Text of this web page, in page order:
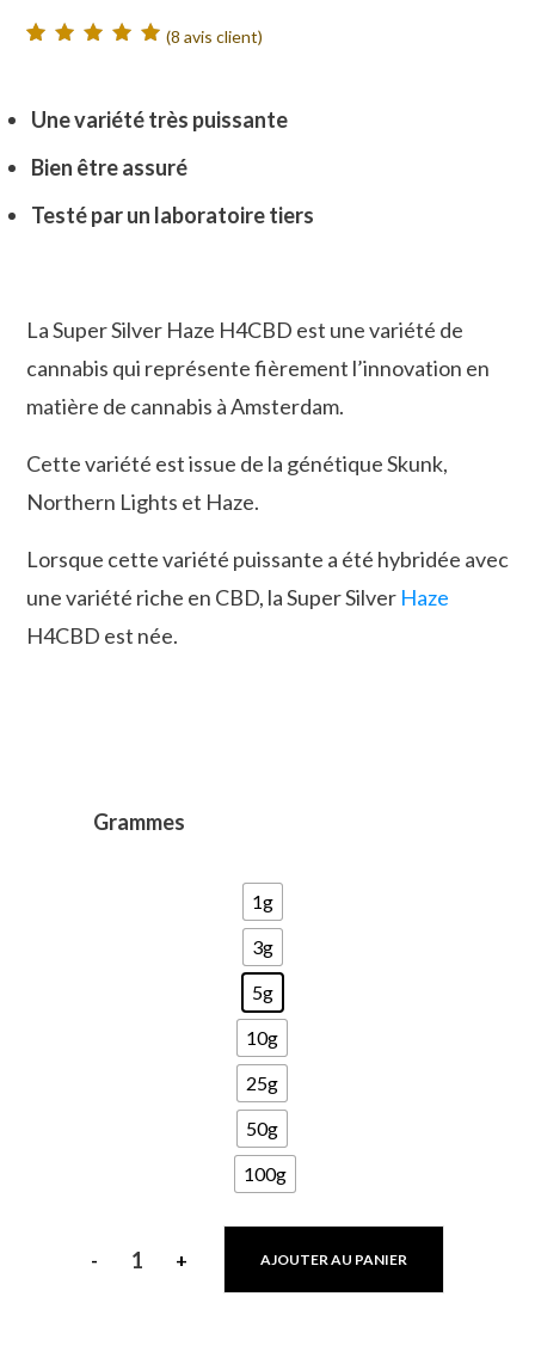
(8 avis client)
Une variété très puissante
Bien être assuré
Testé par un laboratoire tiers
La Super Silver Haze H4CBD est une variété de
cannabis qui représente fièrement l’innovation en
matière de cannabis à Amsterdam.
Cette variété est issue de la génétique Skunk,
Northern Lights et Haze.
Lorsque cette variété puissante a été hybridée avec
une variété riche en CBD, la Super Silver Haze
H4CBD est née.
Grammes
1g
3g
5g
10g
25g
50g
100g
-
quantité
+ AJOUTER AU PANIER